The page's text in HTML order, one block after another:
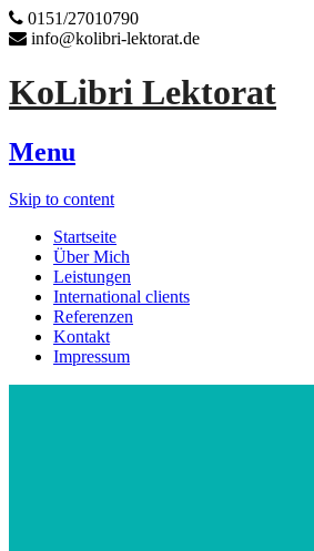
0151/27010790
info@kolibri-lektorat.de
KoLibri Lektorat
Menu
Skip to content
Startseite
Über Mich
Leistungen
International clients
Referenzen
Kontakt
Impressum